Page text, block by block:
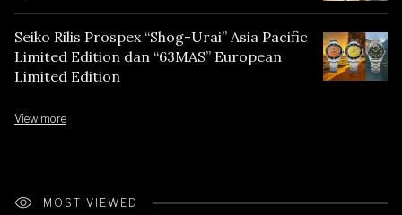
Seiko Rilis Prospex “Shog-Urai” Asia Pacific
Limited Edition dan “63MAS” European
Limited Edition
View more
MOST VIEWED